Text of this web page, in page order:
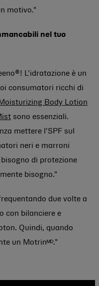
motivo."
nel tuo
L'idratazione è un
consumatori ricchi di
Body Lotion
sono essenziali.
mettere l'SPF sul
neri e marroni
di protezione
bisogno."
due volte a
con bilanciere e
Quindi, quando
un Motrinᴹᴰ."